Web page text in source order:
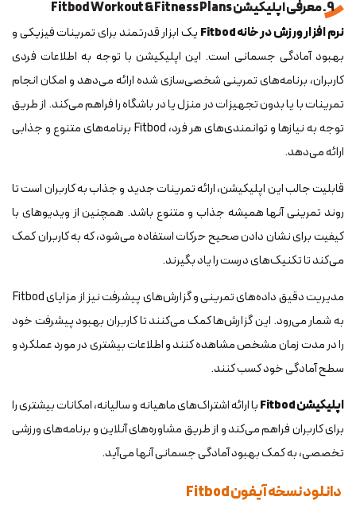
9. معرفی اپلیکیشن Fitbod Workout & Fitness Plans
نرم افزار ورزش در خانه Fitbod
یک ابزار قدرتمند برای تمرینات فیزیکی و
بهبود آمادگی جسمانی است. این اپلیکیشن با توجه به اطلاعات فردی
کاربران، برنامه‌های تمرینی شخصی‌سازی شده ارائه می‌دهد و امکان انجام
تمرینات با یا بدون تجهیزات در منزل یا در باشگاه را فراهم می‌کند. از طریق
توجه به نیازها و توانمندی‌های هر فرد، Fitbod برنامه‌های متنوع و جذابی
ارائه می‌دهد.
قابلیت جالب این اپلیکیشن، ارائه تمرینات جدید و جذاب به کاربران است تا
روند تمرینی آنها همیشه جذاب و متنوع باشد. همچنین از ویدیوهای با
کیفیت برای نشان دادن صحیح حرکات استفاده می‌شود، که به کاربران کمک
می‌کند تا تکنیک‌های درست را یاد بگیرند.
مدیریت دقیق داده‌های تمرینی و گزارش‌های پیشرفت نیز از مزایای Fitbod
به شمار می‌رود. این گزارش‌ها کمک می‌کنند تا کاربران بهبود پیشرفت خود
را در مدت زمان مشخص مشاهده کنند و اطلاعات بیشتری در مورد عملکرد و
سطح آمادگی خود کسب کنند.
اپلیکیشن Fitbod
با ارائه اشتراک‌های ماهیانه و سالیانه، امکانات بیشتری را
برای کاربران فراهم می‌کند و از طریق مشاوره‌های آنلاین و برنامه‌های ورزشی
تخصصی، به کمک بهبود آمادگی جسمانی آنها می‌آید.
دانلود نسخه آیفون Fitbod